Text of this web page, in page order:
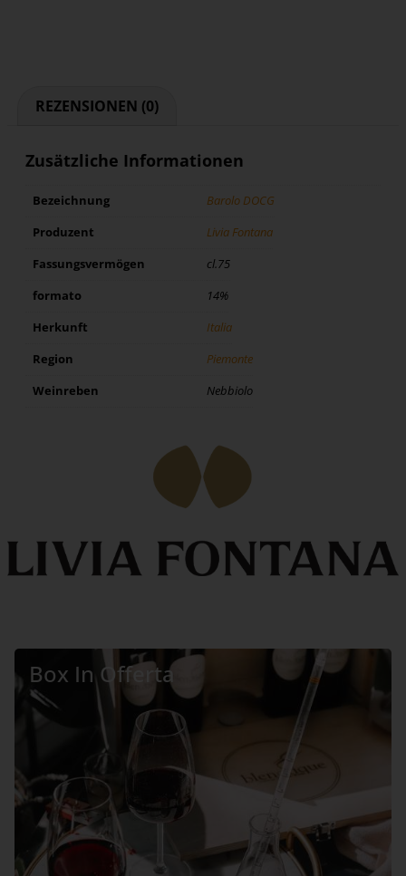
REZENSIONEN (0)
Zusätzliche Informationen
Bezeichnung Barolo DOCG
Produzent Livia Fontana
Fassungsvermögen cl.75
formato 14%
Herkunft Italia
Region Piemonte
Weinreben Nebbiolo
Box In Offerta